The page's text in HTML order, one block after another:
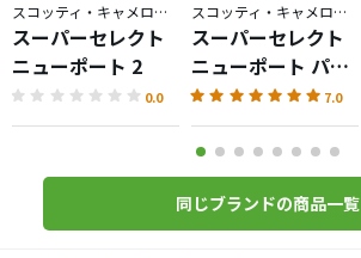
スコッティ・キャメロン／スーパーセレクト
スーパーセレクト
ニューポート 2
0.0
スコッティ・キャメロン／スーパーセレクト
スーパーセレクト
ニューポート パタ
ー
7.0
同じブランドの商品一覧